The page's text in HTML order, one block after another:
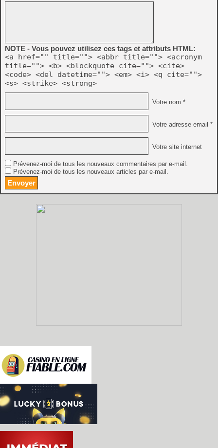
NOTE - Vous pouvez utilisez ces tags et attributs HTML:
<a href="" title=""> <abbr title=""> <acronym
title=""> <b> <blockquote cite=""> <cite>
<code> <del datetime=""> <em> <i> <q cite="">
<s> <strike> <strong>
Votre nom *
Votre adresse email *
Votre site internet
Prévenez-moi de tous les nouveaux commentaires par e-mail.
Prévenez-moi de tous les nouveaux articles par e-mail.